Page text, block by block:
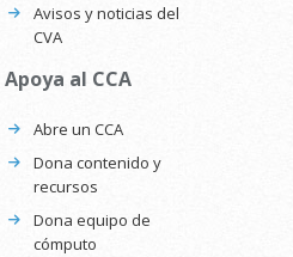
Avisos y noticias del
CVA
Apoya al CCA
Abre un CCA
Dona contenido y
recursos
Dona equipo de
cómputo